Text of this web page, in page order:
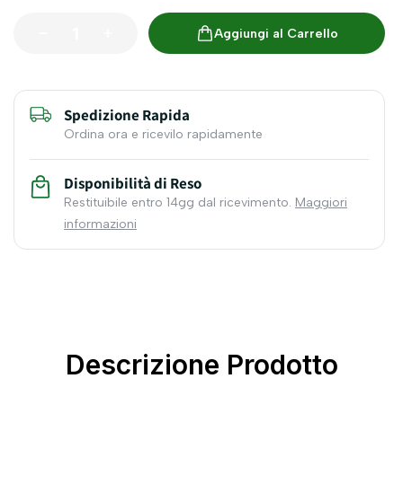
Aggiungi al Carrello
Spedizione Rapida
Ordina ora e ricevilo rapidamente
Disponibilità di Reso
Restituibile entro 14gg dal ricevimento. Maggiori
informazioni
Descrizione Prodotto